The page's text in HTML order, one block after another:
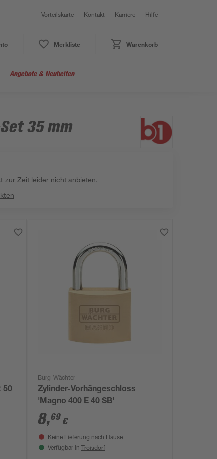
Vorteilskarte Kontakt Karriere Hilfe
Merkliste Warenkorb
Angebote & Neuheiten
35 mm
zur Zeit leider nicht anbieten.
50
Burg-Wächter
Zylinder-Vorhängeschloss
'Magno 400 E 40 SB'
8,69 €
Keine Lieferung nach Hause
Verfügbar in Troisdorf